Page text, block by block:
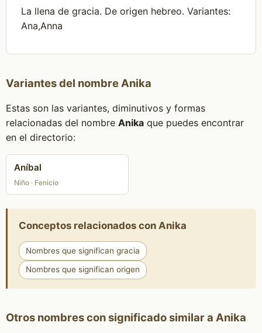
La llena de gracia. De origen hebreo. Variantes:
Ana,Anna
Variantes del nombre Anika
Estas son las variantes, diminutivos y formas
relacionadas del nombre Anikaque puedes encontrar
en el directorio:
Aníbal
Niño · Fenicio
Conceptos relacionados con Anika
Nombres que significan gracia
Nombres que significan origen
Otros nombres con significado similar a Anika